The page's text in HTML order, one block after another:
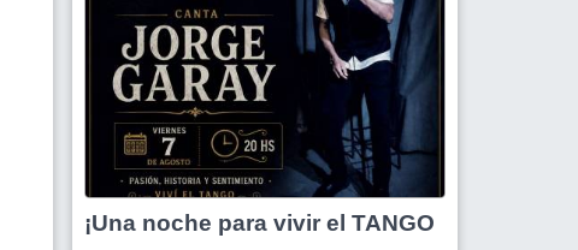
¡Una noche para vivir el TANGO